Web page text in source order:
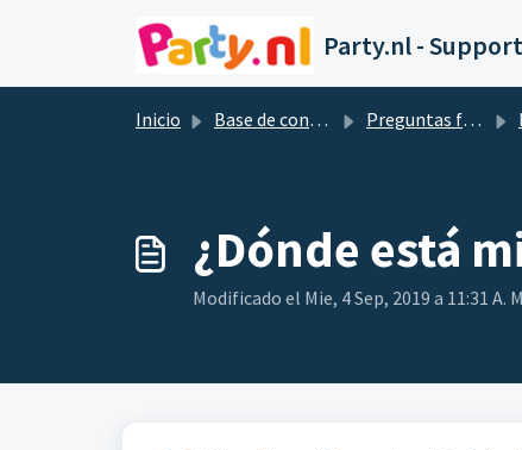
Party.nl - Support
Inicio Base de conocimientos Preguntas frecuentes
¿Dónde está
Modificado el Mie, 4 Sep, 2019 a 11:31 A.